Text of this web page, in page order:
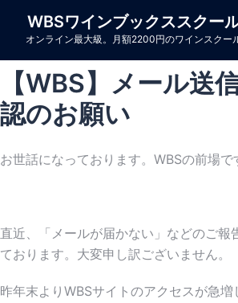
へ
キ
WBSワインブックススクー
オンライン最大級。月額2200円のワインスクー
【WBS】メール送
認のお願い
お世話になっております。WBSの前場で
直近、「メールが届かない」などのご報
ております。大変申し訳ございません。
昨年末よりWBSサイトのアクセスが急増